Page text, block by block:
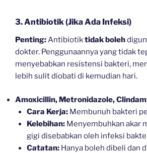
3. Antibiotik (Jika Ada Infeksi)
Penting:Antibiotiktidak boleh
dokter. Penggunaannya yang tidak
menyebabkan resistensi bakteri,
lebih sulit diobati di kemudian hari.
Amoxicillin, Metronidazole,
Cara Kerja:Membunuh bakteri
Kelebihan:Menyembuhkan akar
gigi disebabkan oleh infeksi
Catatan:Hanya boleh dibeli dan